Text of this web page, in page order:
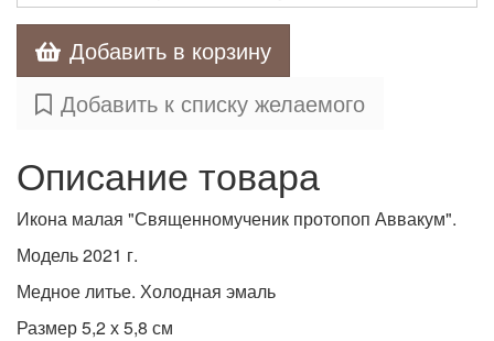
Добавить в корзину
Добавить к списку желаемого
Описание товара
Икона малая "Священномученик протопоп Аввакум".
Модель 2021 г.
Медное литье. Холодная эмаль
Размер 5,2 х 5,8 см